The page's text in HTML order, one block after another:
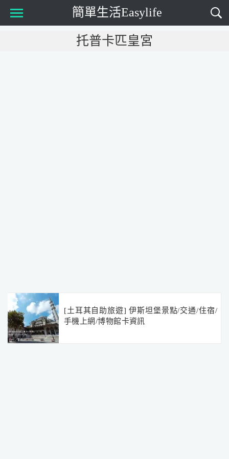
簡單生活Easylife
托普卡匹皇宮
[土耳其自助旅遊] 伊斯坦堡景點/交通/住宿/
手機上網/博物館卡資訊